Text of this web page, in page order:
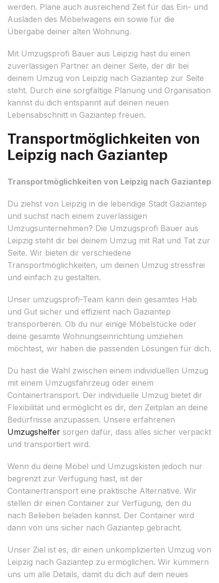
werden. Plane auch ausreichend Zeit für das Ein- und
Ausladen des Möbelwagens ein sowie für die
Übergabe deiner alten Wohnung.
Mit Umzugsprofi Bauer aus Leipzig hast du einen
zuverlässigen Partner an deiner Seite, der dir bei
deinem Umzug von Leipzig nach Gaziantep zur Seite
steht. Durch eine sorgfältige Planung und Organisation
kannst du dich entspannt auf deinen neuen
Lebensabschnitt in Gaziantep freuen.
Transportmöglichkeiten von
Leipzig nach Gaziantep
Transportmöglichkeiten von Leipzig nach Gaziantep
Du ziehst von Leipzig in die lebendige Stadt Gaziantep
und suchst nach einem zuverlässigen
Umzugsunternehmen? Die Umzugsprofi Bauer aus
Leipzig steht dir bei deinem Umzug mit Rat und Tat zur
Seite. Wir bieten dir verschiedene
Transportmöglichkeiten, um deinen Umzug stressfrei
und einfach zu gestalten.
Unser umzugsprofi-Team kann dein gesamtes Hab
und Gut sicher und effizient nach Gaziantep
transportieren. Ob du nur einige Möbelstücke oder
deine gesamte Wohnungseinrichtung umziehen
möchtest, wir haben die passenden Lösungen für dich.
Du hast die Wahl zwischen einem individuellen Umzug
mit einem Umzugsfahrzeug oder einem
Containertransport. Der individuelle Umzug bietet dir
Flexibilität und ermöglicht es dir, den Zeitplan an deine
Bedürfnisse anzupassen. Unsere erfahrenen
Umzugshelfer sorgen dafür, dass alles sicher verpackt
und transportiert wird.
Wenn du deine Möbel und Umzugskisten jedoch nur
begrenzt zur Verfügung hast, ist der
Containertransport eine praktische Alternative. Wir
stellen dir einen Container zur Verfügung, den du
nach Belieben beladen kannst. Der Container wird
dann von uns sicher nach Gaziantep gebracht.
Unser Ziel ist es, dir einen unkomplizierten Umzug von
Leipzig nach Gaziantep zu ermöglichen. Wir kümmern
uns um alle Details, damit du dich auf dein neues